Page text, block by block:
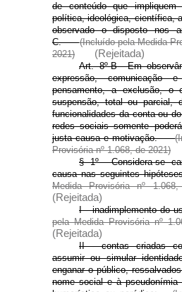
de conteúdo que impliquem
política, ideológica, científica,
observado o disposto nos
C.(Incluído pela Medida
2021)
(Rejeitada)
Art. 8º-B Em
expressão, comunicação
pensamento, a exclusão, o
suspensão, total ou parcial,
funcionalidades da conta ou
redes sociais somente
justa causa e motivação.
Provisória nº 1.068, de 2021)
§ 1º Considera-se
causa nas seguintes
Medida Provisória nº
(Rejeitada)
I - inadimplemento
pela Medida Provisória nº
(Rejeitada)
II - contas criadas
assumir ou simular
enganar o público,
nome social e à